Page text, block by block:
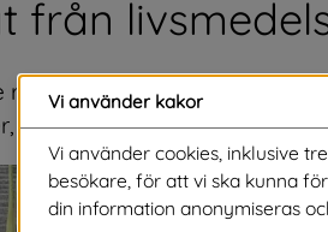
från
resultatet av den senaste
skolkök, äldreboenden med
Vi använder kakor
Vi använder cookies, inklusive
besökare, för att vi ska kunna
din information anonymiseras